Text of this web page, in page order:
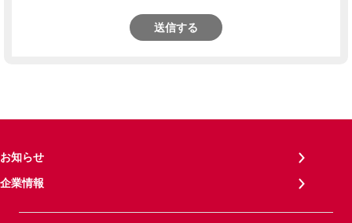
送信する
お知らせ
企業情報